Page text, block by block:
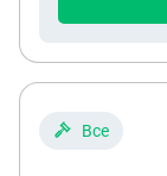
Все